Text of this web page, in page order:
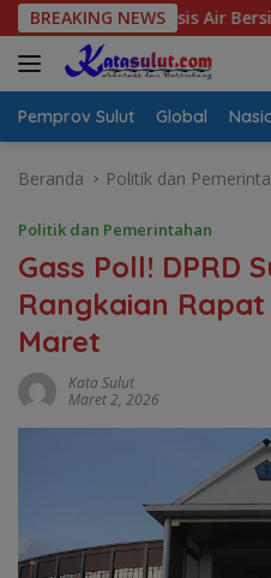
Langsung
ke
konten
BREAKING NEWS
Krisis Air Bersih
Pemprov Sulut Global
Beranda Politik dan
Politik dan Pemerintahan
Gass Poll! DPRD
Rangkaian
Maret
Kata Sulut
Maret 2, 2026